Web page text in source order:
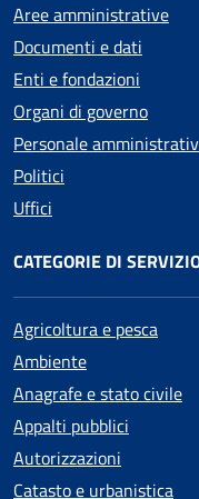
Aree amministrative
Documenti e dati
Enti e fondazioni
Organi di governo
Personale
Politici
Uffici
CATEGORIE DI
Agricoltura e pesca
Ambiente
Anagrafe e stato civile
Appalti pubblici
Autorizzazioni
Catasto e urbanistica